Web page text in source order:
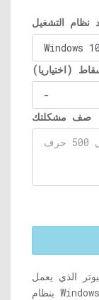
نظام التشغيل
(اختياريا)
صف مشكلتك
الذي يعمل
بنظام Windows 10؟ إذا كنت تواجه هذه المشكلة على جهاز الكمبيوتر الخاص